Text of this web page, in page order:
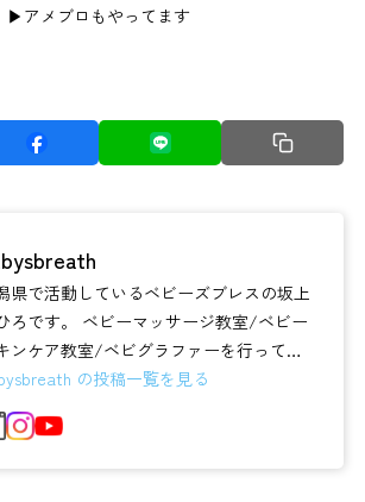
▶︎ アメブロもやってます
県で活動しているベビーズブレスの坂上
ろです。 ベビーマッサージ教室/ベビー
ンケア教室/ベビグラファーを行ってい
♪ 【わたしも わが子も大切に...
の投稿一覧を見る